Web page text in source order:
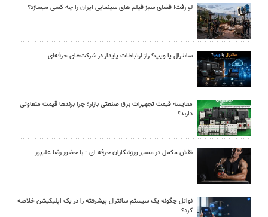
لو رفت! فضای سبز فیلم های سینمایی ایران را چه کسی میسازد؟
سانترال یا ویپ؟ راز ارتباطات پایدار در شرکت‌های حرفه‌ای
مقایسه قیمت تجهیزات برق صنعتی بازار؛ چرا برندها قیمت متفاوتی
دارند؟
نقش مکمل در مسیر ورزشکاران حرفه ای ؛ با حضور رضا علیپور
نواتل چگونه یک سیستم سانترال پیشرفته را در یک اپلیکیشن خلاصه
کرد؟